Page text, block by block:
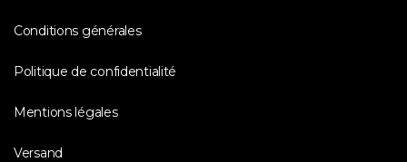
Conditions générales
Politique de confidentialité
Mentions légales
Versand